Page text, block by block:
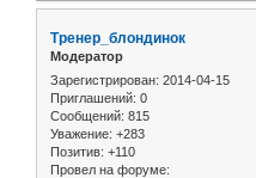
Тренер_блондинок
Модератор
Зарегистрирован: 2014-04-15
Приглашений: 0
Сообщений: 815
Уважение: +283
Позитив: +110
Провел на форуме: